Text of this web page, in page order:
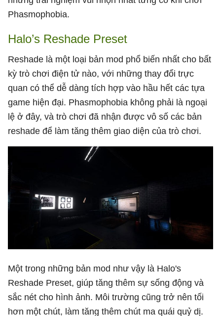
Phasmophobia.
Halo’s Reshade Preset
Reshade là một loại bản mod phổ biến nhất cho bất
kỳ trò chơi điện tử nào, với những thay đổi trực
quan có thể dễ dàng tích hợp vào hầu hết các tựa
game hiện đại. Phasmophobia không phải là ngoại
lệ ở đây, và trò chơi đã nhận được vô số các bản
reshade để làm tăng thêm giao diện của trò chơi.
Một trong những bản mod như vậy là Halo's
Reshade Preset, giúp tăng thêm sự sống động và
sắc nét cho hình ảnh. Môi trường cũng trở nên tối
hơn một chút, làm tăng thêm chút ma quái quỷ dị.